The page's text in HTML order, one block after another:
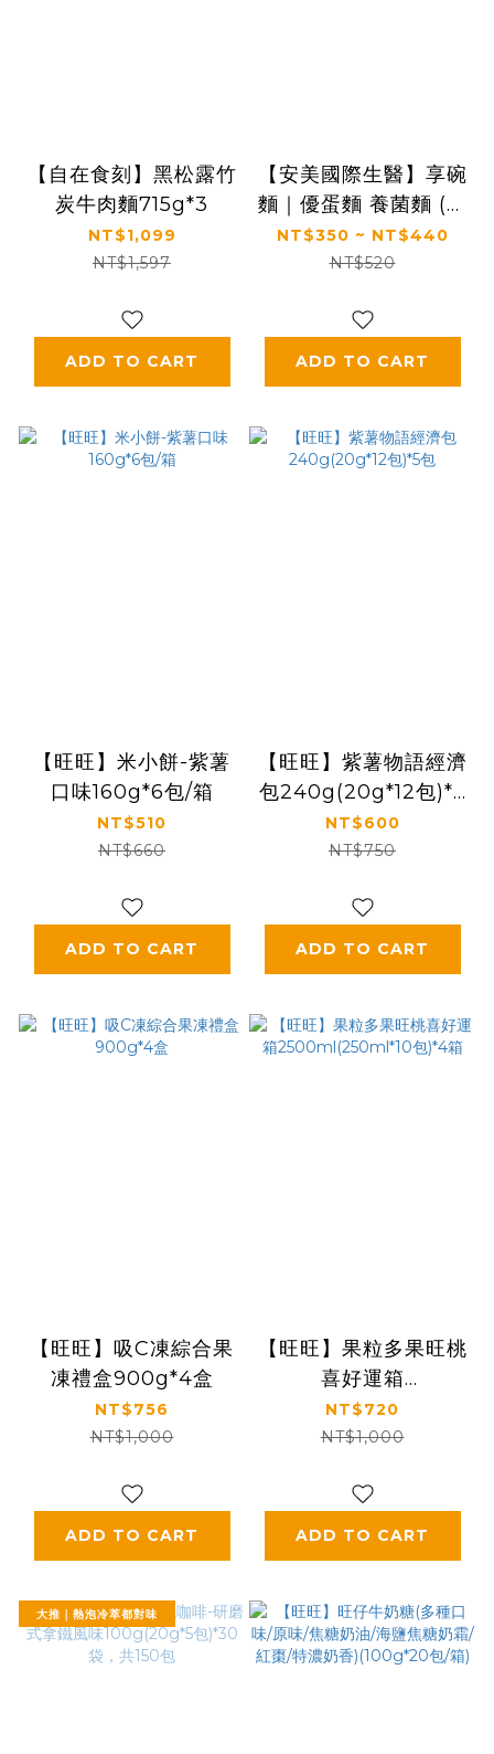
【自在食刻】黑松露竹
炭牛肉麵715g*3
NT$1,099
NT$1,597
ADD TO CART
【安美國際生醫】享碗
麵｜優蛋麵 養菌麵 (湯
麵/乾拌麵/葷/純素)(米
蛋白/藍鱈魚蛋白米/碗
NT$350 ~ NT$440
NT$520
ADD TO CART
【旺旺】米小餅-紫薯
口味160g*6包/箱
NT$510
NT$660
ADD TO CART
【旺旺】紫薯物語經濟
包240g(20g*12包)*5
包
NT$600
NT$750
ADD TO CART
【旺旺】吸C凍綜合果
凍禮盒900g*4盒
NT$756
NT$1,000
ADD TO CART
【旺旺】果粒多果旺桃
喜好運箱
2500ml(250ml*10
包)*4箱
NT$720
NT$1,000
ADD TO CART
大推｜熱泡冷萃都對味